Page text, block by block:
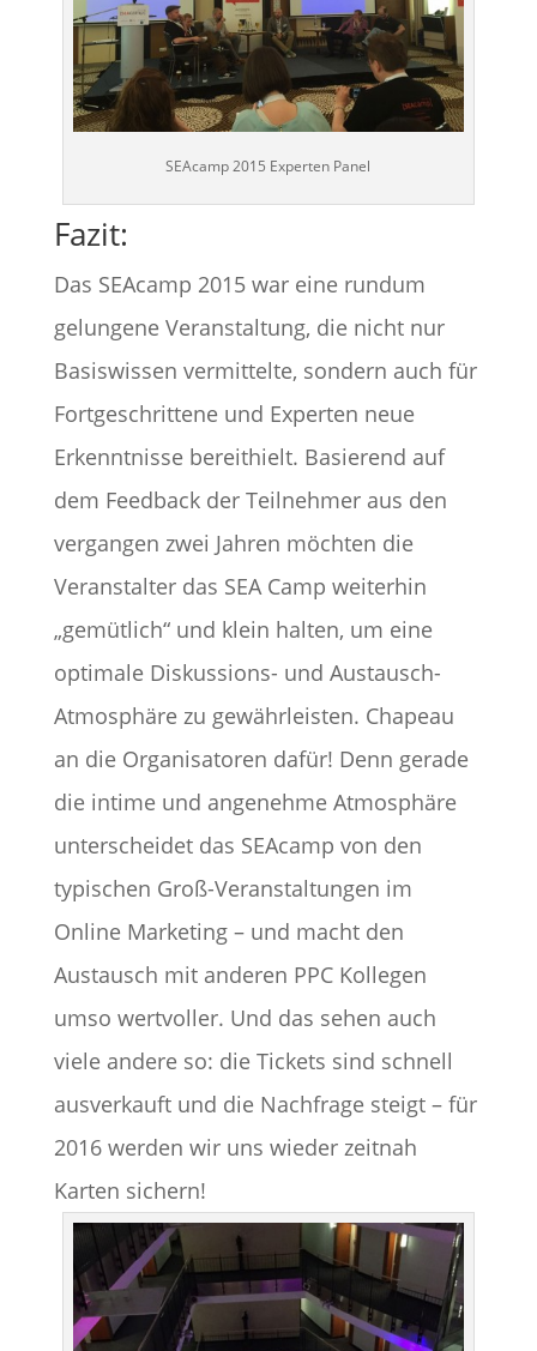
SEAcamp 2015 Experten Panel
Fazit:
Das SEAcamp 2015 war eine rundum
gelungene Veranstaltung, die nicht nur
Basiswissen vermittelte, sondern auch für
Fortgeschrittene und Experten neue
Erkenntnisse bereithielt. Basierend auf
dem Feedback der Teilnehmer aus den
vergangen zwei Jahren möchten die
Veranstalter das SEA Camp weiterhin
„gemütlich“ und klein halten, um eine
optimale Diskussions- und Austausch-
Atmosphäre zu gewährleisten. Chapeau
an die Organisatoren dafür! Denn gerade
die intime und angenehme Atmosphäre
unterscheidet das SEAcamp von den
typischen Groß-Veranstaltungen im
Online Marketing – und macht den
Austausch mit anderen PPC Kollegen
umso wertvoller. Und das sehen auch
viele andere so: die Tickets sind schnell
ausverkauft und die Nachfrage steigt – für
2016 werden wir uns wieder zeitnah
Karten sichern!